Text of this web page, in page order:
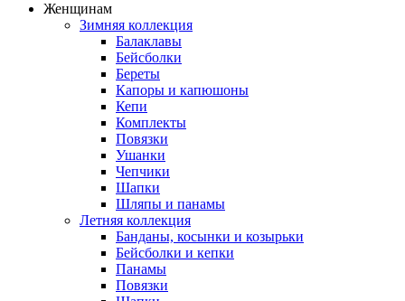
Женщинам
Зимняя коллекция
Балаклавы
Бейсболки
Береты
Капоры и капюшоны
Кепи
Комплекты
Повязки
Ушанки
Чепчики
Шапки
Шляпы и панамы
Летняя коллекция
Банданы, косынки и козырьки
Бейсболки и кепки
Панамы
Повязки